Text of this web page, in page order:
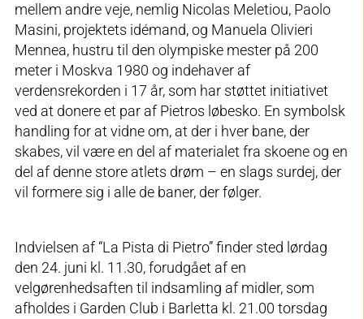
mellem andre veje, nemlig Nicolas Meletiou, Paolo
Masini, projektets idémand, og Manuela Olivieri
Mennea, hustru til den olympiske mester på 200
meter i Moskva 1980 og indehaver af
verdensrekorden i 17 år, som har støttet initiativet
ved at donere et par af Pietros løbesko. En symbolsk
handling for at vidne om, at der i hver bane, der
skabes, vil være en del af materialet fra skoene og en
del af denne store atlets drøm – en slags surdej, der
vil formere sig i alle de baner, der følger.
Indvielsen af “La Pista di Pietro” finder sted lørdag
den 24. juni kl. 11.30, forudgået af en
velgørenhedsaften til indsamling af midler, som
afholdes i Garden Club i Barletta kl. 21.00 torsdag